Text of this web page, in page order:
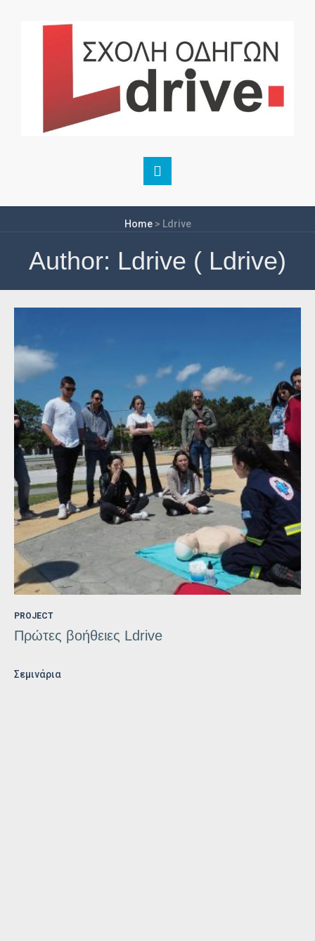
Home > Ldrive
Author: Ldrive ( Ldrive)
PROJECT
Πρώτες βοήθειες Ldrive
Σεμινάρια